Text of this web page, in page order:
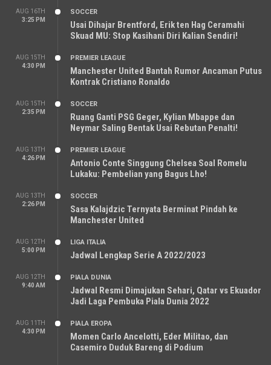
AUG 16TH
3:25 PM
SOCCER
Usai Dihajar Brentford, Erik ten Hag Ceramahi
Skuad MU: Stop Kasihani Diri Kalian Sendiri!
AUG 15TH
4:30 PM
PREMIER LEAGUE
Manchester United Bantah Rumor Ancaman Putus
Kontrak Cristiano Ronaldo
AUG 15TH
2:35 PM
SOCCER
Ruang Ganti PSG Geger, Kylian Mbappe dan
Neymar Saling Bentak Usai Rebutan Penalti!
AUG 13TH
4:26 PM
PREMIER LEAGUE
Antonio Conte Singgung Chelsea Soal Romelu
Lukaku: Pembelian yang Bagus Lho!
AUG 13TH
2:26 PM
SOCCER
Sasa Kalajdzic Ternyata Berminat Pindah ke
Manchester United
AUG 12TH
5:00 PM
LIGA ITALIA
Jadwal Lengkap Serie A 2022/2023
AUG 12TH
9:40 AM
PIALA DUNIA
Jadwal Resmi Dimajukan Sehari, Qatar vs Ekuador
Jadi Laga Pembuka Piala Dunia 2022
AUG 11TH
4:30 PM
PIALA EROPA
Momen Carlo Ancelotti, Eder Militao, dan
Casemiro Duduk Bareng di Podium